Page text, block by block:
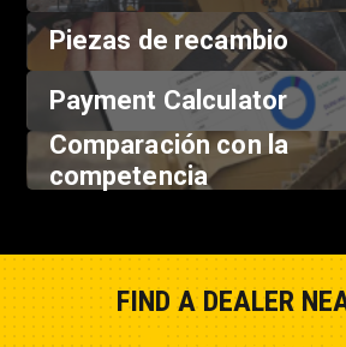
Piezas de recambio
Payment Calculator
Comparación con la
competencia
FIND A DEALER